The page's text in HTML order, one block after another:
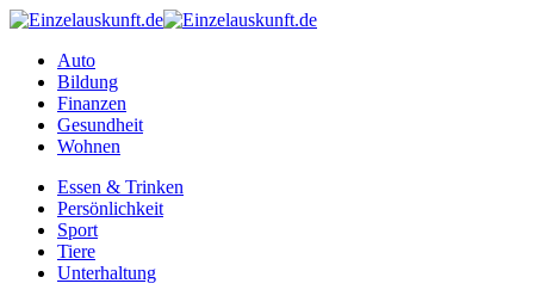
Auto
Bildung
Finanzen
Gesundheit
Wohnen
Essen & Trinken
Persönlichkeit
Sport
Tiere
Unterhaltung